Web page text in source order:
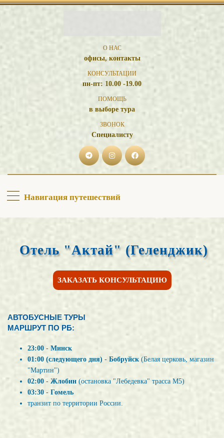
О НАС
офисы, контакты
КОНСУЛЬТАЦИИ
пн-пт: 10.00 -19.00
ПОМОЩЬ
в выборе тура
ЗВОНОК
Специалисту
Навигация путешествий
Отель "Актай" (Геленджик)
ЗАКАЗАТЬ КОНСУЛЬТАЦИЮ
АВТОБУСНЫЕ ТУРЫ
МАРШРУТ ПО РБ:
23:00 - Минск
01:00 (следующего дня) - Бобруйск (Белая церковь, магазин
"Мартин")
02:00 - Жлобин (остановка "Лебедевка" трасса М5)
03:30 - Гомель
транзит по территории России.